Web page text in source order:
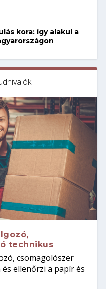
kora: így alakul a
technikus
csomagolószer
ellenőrzi a papír és